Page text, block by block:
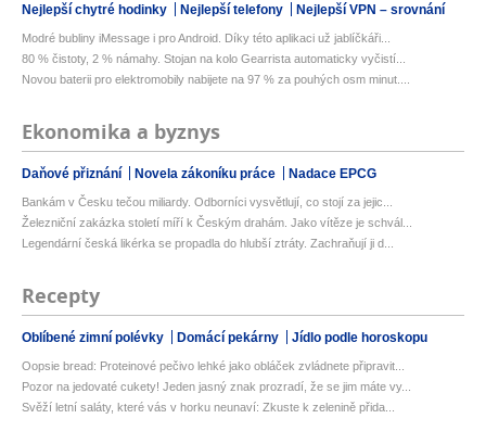
Nejlepší chytré hodinky Nejlepší telefony Nejlepší VPN – srovnání
Modré bubliny iMessage i pro Android. Díky této aplikaci už jablíčkáři...
80 % čistoty, 2 % námahy. Stojan na kolo Gearrista automaticky vyčistí...
Novou baterii pro elektromobily nabijete na 97 % za pouhých osm minut....
Ekonomika a byznys
Daňové přiznání Novela zákoníku práce Nadace EPCG
Bankám v Česku tečou miliardy. Odborníci vysvětlují, co stojí za jejic...
Železniční zakázka století míří k Českým drahám. Jako vítěze je schvál...
Legendární česká likérka se propadla do hlubší ztráty. Zachraňují ji d...
Recepty
Oblíbené zimní polévky Domácí pekárny Jídlo podle horoskopu
Oopsie bread: Proteinové pečivo lehké jako obláček zvládnete připravit...
Pozor na jedovaté cukety! Jeden jasný znak prozradí, že se jim máte vy...
Svěží letní saláty, které vás v horku neunaví: Zkuste k zelenině přida...